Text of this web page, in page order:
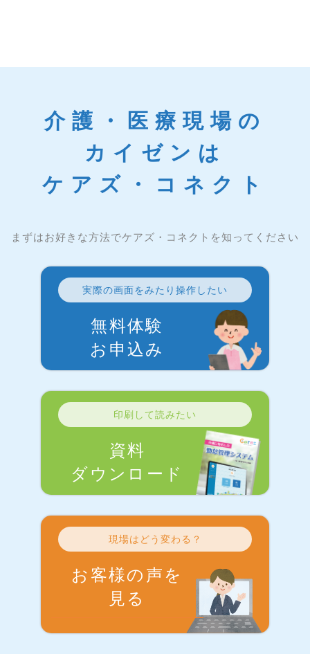
介護・医療現場の
カイゼンは
ケアズ・コネクト
まずはお好きな方法でケアズ・コネクトを知ってください
実際の画面をみたり操作したい
無料体験
お申込み
印刷して読みたい
資料
ダウンロード
現場はどう変わる？
お客様の声を
見る